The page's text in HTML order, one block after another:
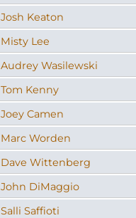
Josh Keaton
Misty Lee
Audrey Wasilewski
Tom Kenny
Joey Camen
Marc Worden
Dave Wittenberg
John DiMaggio
Salli Saffioti